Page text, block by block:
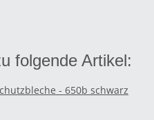
folgende Artikel: